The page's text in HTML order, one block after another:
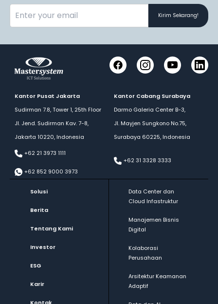
Kirim Sekarang!
FacebookInstagramYouTube
Kantor Pusat Jakarta
Sudirman 7.8, Tower 1, 25th Floor
Jl. Jend. Sudirman Kav. 7-8,
Jakarta 10220, Indonesia
+62 21 3973 1111
+62 852 9000 3973
Kantor Cabang Surabaya
Darmo Galeria Center B-3,
Jl. Mayjen Sungkono No.75,
Surabaya 60225, Indonesia
+62 31 3328 3333
Solusi
Berita
Tentang Kami
Investor
ESG
Karir
Kontak
Data Center dan
Cloud Infastruktur
Manajemen Bisnis
Digital
Kolaborasi
Perusahaan
Arsitektur Keamanan
Adaptif